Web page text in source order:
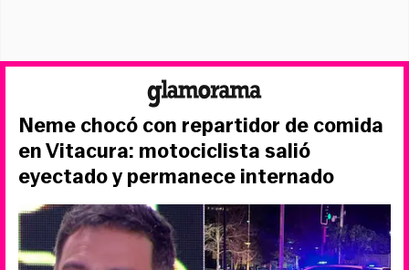
Neme chocó con repartidor de comida
en Vitacura: motociclista salió
eyectado y permanece internado